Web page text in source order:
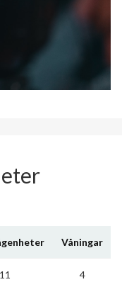
Våningar
11 4